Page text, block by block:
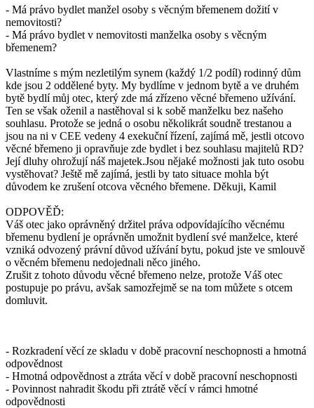
- Má právo bydlet manžel osoby s věcným břemenem dožití v
nemovitosti?
- Má právo bydlet v nemovitosti manželka osoby s věcným
břemenem?
Vlastníme s mým nezletilým synem (každý 1/2 podíl) rodinný dům
kde jsou 2 oddělené byty. My bydlíme v jednom bytě a ve druhém
bytě bydlí můj otec, který zde má zřízeno věcné břemeno užívání.
Ten se však oženil a nastěhoval si k sobě manželku bez našeho
souhlasu. Protože se jedná o osobu několikrát soudně trestanou a
jsou na ni v CEE vedeny 4 exekuční řízení, zajímá mě, jestli otcovo
věcné břemeno ji opravňuje zde bydlet i bez souhlasu majitelů RD?
Její dluhy ohrožují náš majetek.Jsou nějaké možnosti jak tuto osobu
vystěhovat? Ještě mě zajímá, jestli by tato situace mohla být
důvodem ke zrušení otcova věcného břemene. Děkuji, Kamil
ODPOVĚĎ:
Váš otec jako oprávněný držitel práva odpovídajícího věcnému
břemenu bydlení je oprávněn umožnit bydlení své manželce, které
vzniká odvozený právní důvod užívání bytu, pokud jste ve smlouvě
o věcném břemenu nedojednali něco jiného.
Zrušit z tohoto důvodu věcné břemeno nelze, protože Váš otec
postupuje po právu, avšak samozřejmě se na tom můžete s otcem
domluvit.
- Rozkradení věcí ze skladu v době pracovní neschopnosti a hmotná
odpovědnost
- Hmotná odpovědnost a ztráta věcí v době pracovní neschopnosti
- Povinnost nahradit škodu při ztrátě věcí v rámci hmotné
odpovědnosti